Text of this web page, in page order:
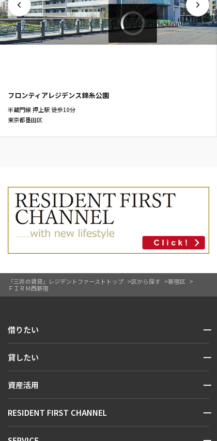
「三井の賃貸」レジデントファーストトップ 区から探す
新宿区
ＦＩＲＭ西新宿
フロンティアレジデンス錦糸公園
半蔵門線 押上駅 徒歩10分
東京都墨田区
借りたい 開閉
人気エリアから探す
貸したい 開閉
お問い合わせ
資産活用 開閉
お問い合わせ
RESIDENT FIRST CHANNEL 開閉
開閉